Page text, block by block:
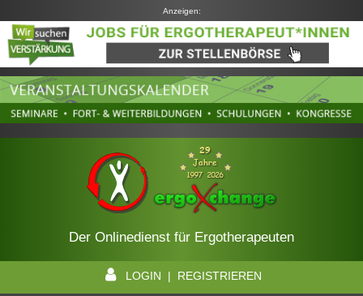
Anzeigen:
Der Onlinedienst für Ergotherapeuten
LOGIN | REGISTRIEREN